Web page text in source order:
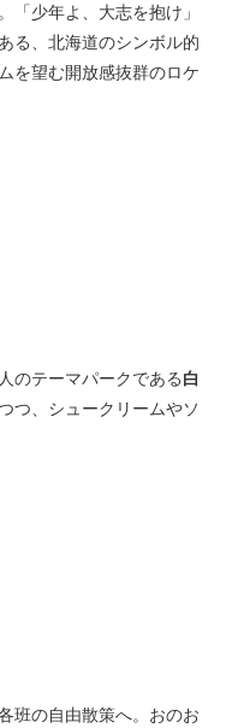
「少年よ、大志を抱け」
る、北海道のシンボル的
を望む開放感抜群のロケ
のテーマパークである白
つ、シュークリームやソ
班の自由散策へ。おのお